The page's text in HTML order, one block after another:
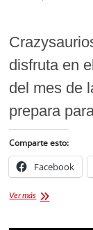
disfruta en
del mes de
prepara
Comparte esto:
Facebook
Ver másCrazysaurios